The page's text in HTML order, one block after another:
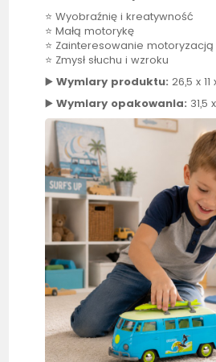
⭐ Wyobraźnię i kreatywność
⭐ Małą motorykę
⭐ Zainteresowanie motoryzacją
⭐ Zmysł słuchu i wzroku
▶️Wymiary produktu:26,5 x
▶️Wymiary opakowania: 31,5